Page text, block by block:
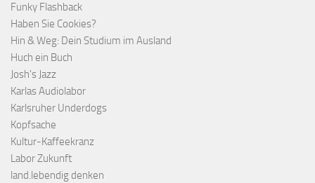
Funky Flashback
Haben Sie Cookies?
Hin & Weg: Dein Studium im Ausland
Huch ein Buch
Josh's Jazz
Karlas Audiolabor
Karlsruher Underdogs
Kopfsache
Kultur-Kaffeekranz
Labor Zukunft
land.lebendig denken